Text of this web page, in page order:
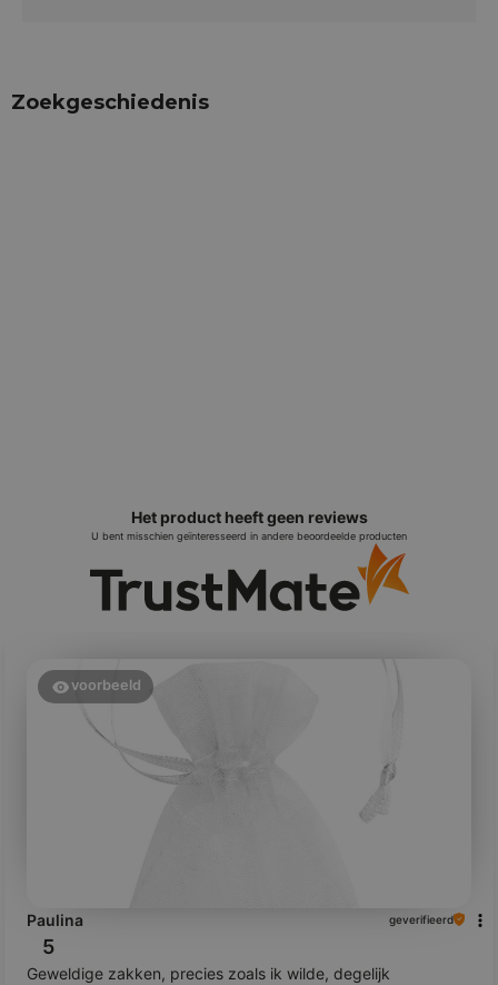
Zoekgeschiedenis
Het product heeft geen reviews
U bent misschien geïnteresseerd in andere beoordeelde producten
voorbeeld
Paulina geverifieerd
5
Geweldige zakken, precies zoals ik wilde, degelijk